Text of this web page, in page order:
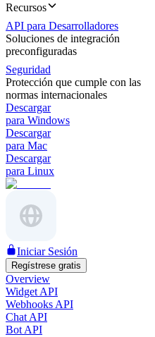
Recursos
API para Desarrolladores
Soluciones de integración
preconfiguradas
Seguridad
Protección que cumple con las
normas internacionales
Descargar
para Windows
Descargar
para Mac
Descargar
para Linux
Iniciar Sesión
Regístrese gratis
Overview
Widget API
Webhooks API
Chat API
Bot API